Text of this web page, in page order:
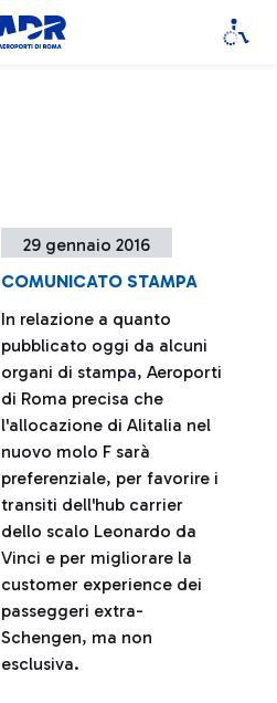
29 gennaio 2016
COMUNICATO STAMPA
In relazione a quanto
pubblicato oggi da alcuni
organi di stampa, Aeroporti
di Roma precisa che
l'allocazione di Alitalia nel
nuovo molo F sarà
preferenziale, per favorire i
transiti dell'hub carrier
dello scalo Leonardo da
Vinci e per migliorare la
customer experience dei
passeggeri extra-
Schengen, ma non
esclusiva.